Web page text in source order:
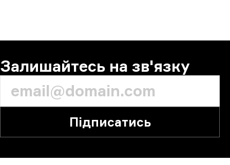
Залишайтесь на зв'язку
Підписатись